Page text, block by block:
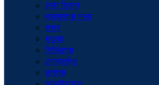
ঢাকা বিভাগ
নারায়ণগঞ্জ সদর
বন্দর
ফতুল্লা
সিদ্ধিরগঞ্জ
সোনারগাঁও
রূপগঞ্জ